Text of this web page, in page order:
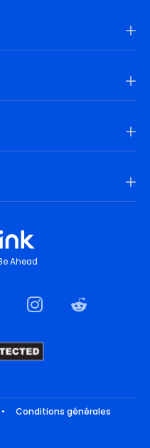
Ahead
• Conditions générales